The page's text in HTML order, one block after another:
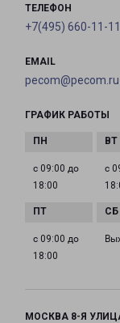
ТЕЛЕФОН
+7(495) 660-11-11
EMAIL
pecom@pecom.ru
ГРАФИК РАБОТЫ
с 09:00 до
18:00
с
с 09:00 до
18:00
МОСКВА 8-Я